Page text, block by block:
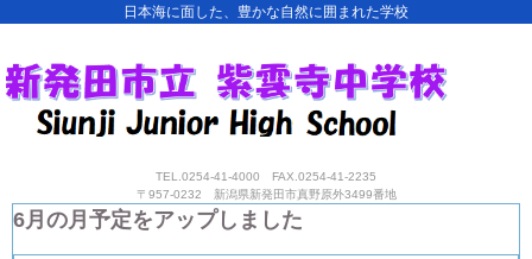
日本海に面した、豊かな自然に囲まれた学校
TEL.0254-41-4000 FAX.0254-41-2235
〒957-0232 新潟県新発田市真野原外3499番地
6月の月予定をアップしました